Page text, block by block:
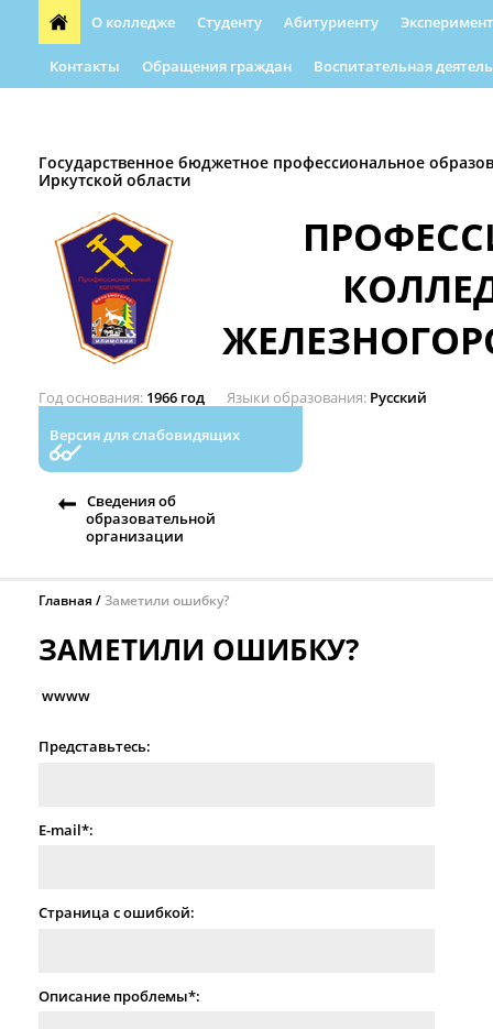
О колледже Студенту Абитуриенту
Контакты Обращения граждан Воспитательная
Государственное бюджетное профессиональное
Иркутской области
Год основания 1966 год Языки образования Русский
Версия для слабовидящих
Сведения об
образовательной
организации
Главная Заметили ошибку?
ЗАМЕТИЛИ ОШИБКУ?
wwww
Представьтесь:
E-mail*:
Страница с ошибкой:
Описание проблемы*: